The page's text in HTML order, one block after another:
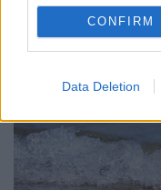
CONFIRM
Data Deletion
πήγε για μπάνιο